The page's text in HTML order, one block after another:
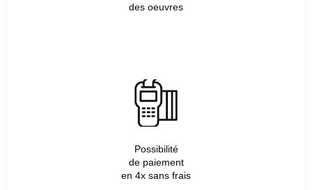
des oeuvres
Possibilité
de paiement
en 4x sans frais